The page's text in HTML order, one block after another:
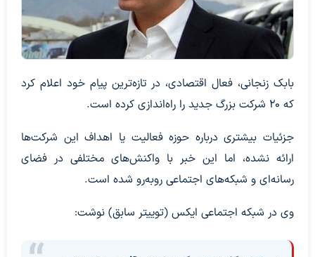
بابک زنجانی، فعال اقتصادی، در تازه‌ترین پیام خود اعلام کرد
که ۲۰ شرکت بزرگ جدید را راه‌اندازی کرده است.
جزئیات بیشتری درباره حوزه فعالیت یا اهداف این شرکت‌ها
ارائه نشده، اما این خبر با واکنش‌های مختلفی در فضای
رسانه‌ای و شبکه‌های اجتماعی روبه‌رو شده است.
وی در شبکه اجتماعی ایکس (توییتر سابق) نوشت: